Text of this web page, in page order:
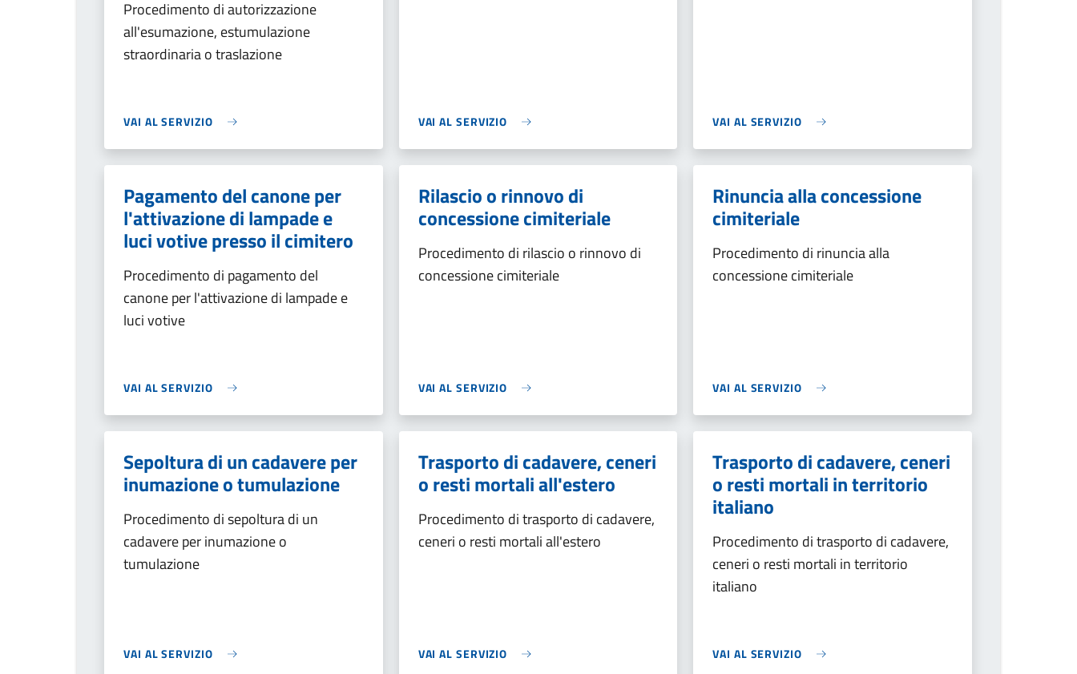
Procedimento di autorizzazione
all'esumazione, estumulazione
straordinaria o traslazione
VAI AL SERVIZIO VAI AL SERVIZIO VAI AL SERVIZIO
Pagamento del canone per
l'attivazione di lampade e
luci votive presso il cimitero
Procedimento di pagamento del
canone per l'attivazione di lampade e
luci votive
VAI AL SERVIZIO
Rilascio o rinnovo di
concessione cimiteriale
Procedimento di rilascio o rinnovo di
concessione cimiteriale
VAI AL SERVIZIO
Rinuncia alla concessione
cimiteriale
Procedimento di rinuncia alla
concessione cimiteriale
VAI AL SERVIZIO
Sepoltura di un cadavere per
inumazione o tumulazione
Procedimento di sepoltura di un
cadavere per inumazione o
tumulazione
VAI AL SERVIZIO
Trasporto di cadavere, ceneri
o resti mortali all'estero
Procedimento di trasporto di cadavere,
ceneri o resti mortali all'estero
VAI AL SERVIZIO
Trasporto di cadavere, ceneri
o resti mortali in territorio
italiano
Procedimento di trasporto di cadavere,
ceneri o resti mortali in territorio
italiano
VAI AL SERVIZIO